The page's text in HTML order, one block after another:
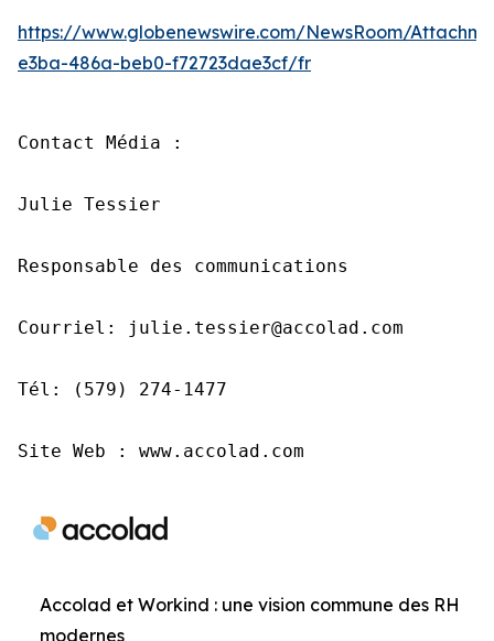
https://www.globenewswire.com/NewsRoom/
e3ba-486a-beb0-f72723dae3cf/fr
Contact Média :
Julie Tessier
Responsable des communications
Courriel: julie.tessier@accolad.com
Tél: (579) 274-1477
Site Web : www.accolad.com
Accolad et Workind : une vision commune des RH
modernes